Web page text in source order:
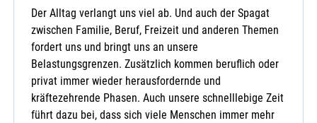
Der Alltag verlangt uns viel ab. Und auch der Spagat
zwischen Familie, Beruf, Freizeit und anderen Themen
fordert uns und bringt uns an unsere
Belastungsgrenzen. Zusätzlich kommen beruflich oder
privat immer wieder herausfordernde und
kräftezehrende Phasen. Auch unsere schnelllebige Zeit
führt dazu bei, dass sich viele Menschen immer mehr